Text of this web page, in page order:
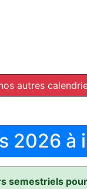
autres
2026 à
semestriels